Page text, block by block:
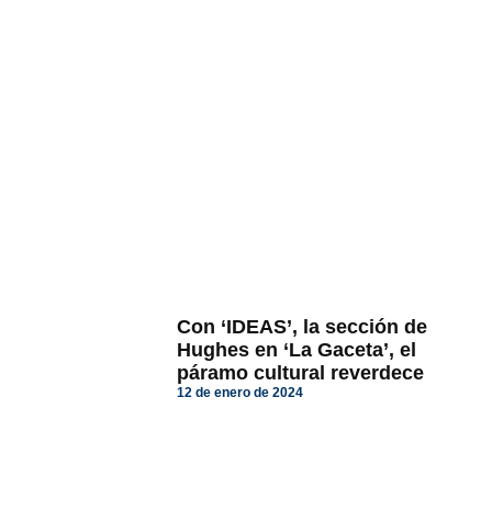
Con ‘IDEAS’, la sección de
Hughes en ‘La Gaceta’, el
páramo cultural reverdece
12 de enero de 2024